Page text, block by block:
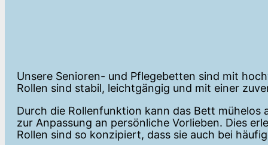
Unsere Senioren- und Pflegebetten sind mit
Rollen sind stabil, leichtgängig und mit einer
Durch die Rollenfunktion kann das Bett
zur Anpassung an persönliche Vorlieben. Dies
Rollen sind so konzipiert, dass sie auch bei